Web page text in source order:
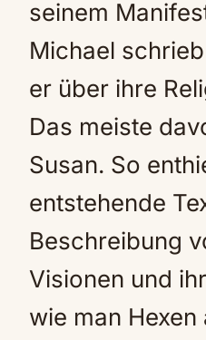
seinem
Michael
er über ihre
Das meiste
Susan. So
entstehende
Beschreibung
Visionen und
wie man Hexen